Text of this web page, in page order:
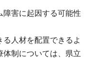
害に起因する可能性
人材を配置できるよ
体制については、県立